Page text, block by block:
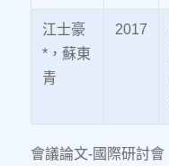
江士豪
*，蘇東
青
2017
會議論文-國際研討會